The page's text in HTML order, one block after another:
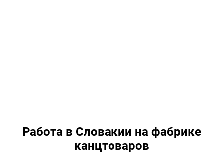
Работа в Словакии на фабрике
канцтоваров